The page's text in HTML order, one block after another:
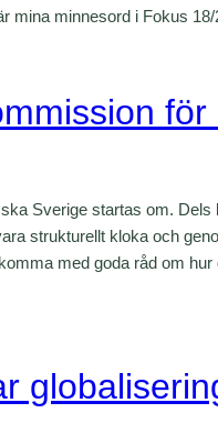
mina minnesord i Fokus 18/
för
Sverige startas om.
strukturellt kloka och
med goda råd om